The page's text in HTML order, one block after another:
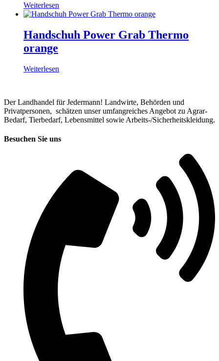
Weiterlesen
Handschuh Power Grab Thermo
orange
Weiterlesen
Der Landhandel für Jedermann! Landwirte, Behörden und
Privatpersonen, schätzen unser umfangreiches Angebot zu Agrar-
Bedarf, Tierbedarf, Lebensmittel sowie Arbeits-/Sicherheitskleidung.
Besuchen Sie uns